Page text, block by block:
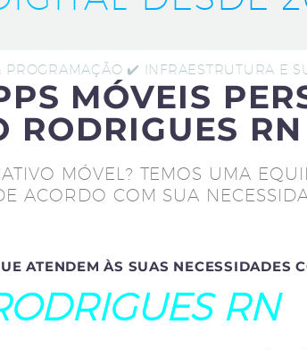
✔️ INFRAESTRUTURA E
MÓVEIS
RODRIGUES RN
MÓVEL? TEMOS UMA
ACORDO COM SUA
ATENDEM ÀS SUAS NECESSIDADES
RN